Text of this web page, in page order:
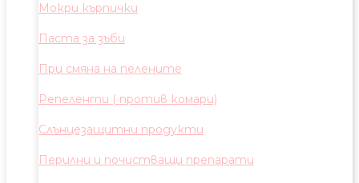
Мокри кърпички
Паста за зъби
При смяна на пелените
Репеленти ( против комари)
Слънцезащитни продукти
Перилни и почистващи препарати